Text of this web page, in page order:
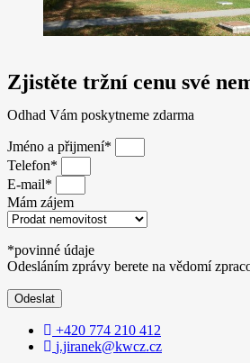
Zjistěte tržní cenu své
Odhad Vám poskytneme zdarma
Jméno a přijmení*
Telefon*
E-mail*
Mám zájem
*povinné údaje
Odesláním zprávy berete na vědomí
Odeslat
+420 774 210 412
j.jiranek@kwcz.cz